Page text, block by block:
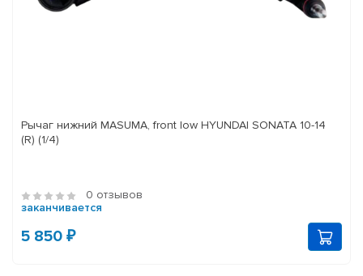
Рычаг нижний MASUMA, front low HYUNDAI SONATA 10-14
(R) (1/4)
0 отзывов
заканчивается
5 850 ₽